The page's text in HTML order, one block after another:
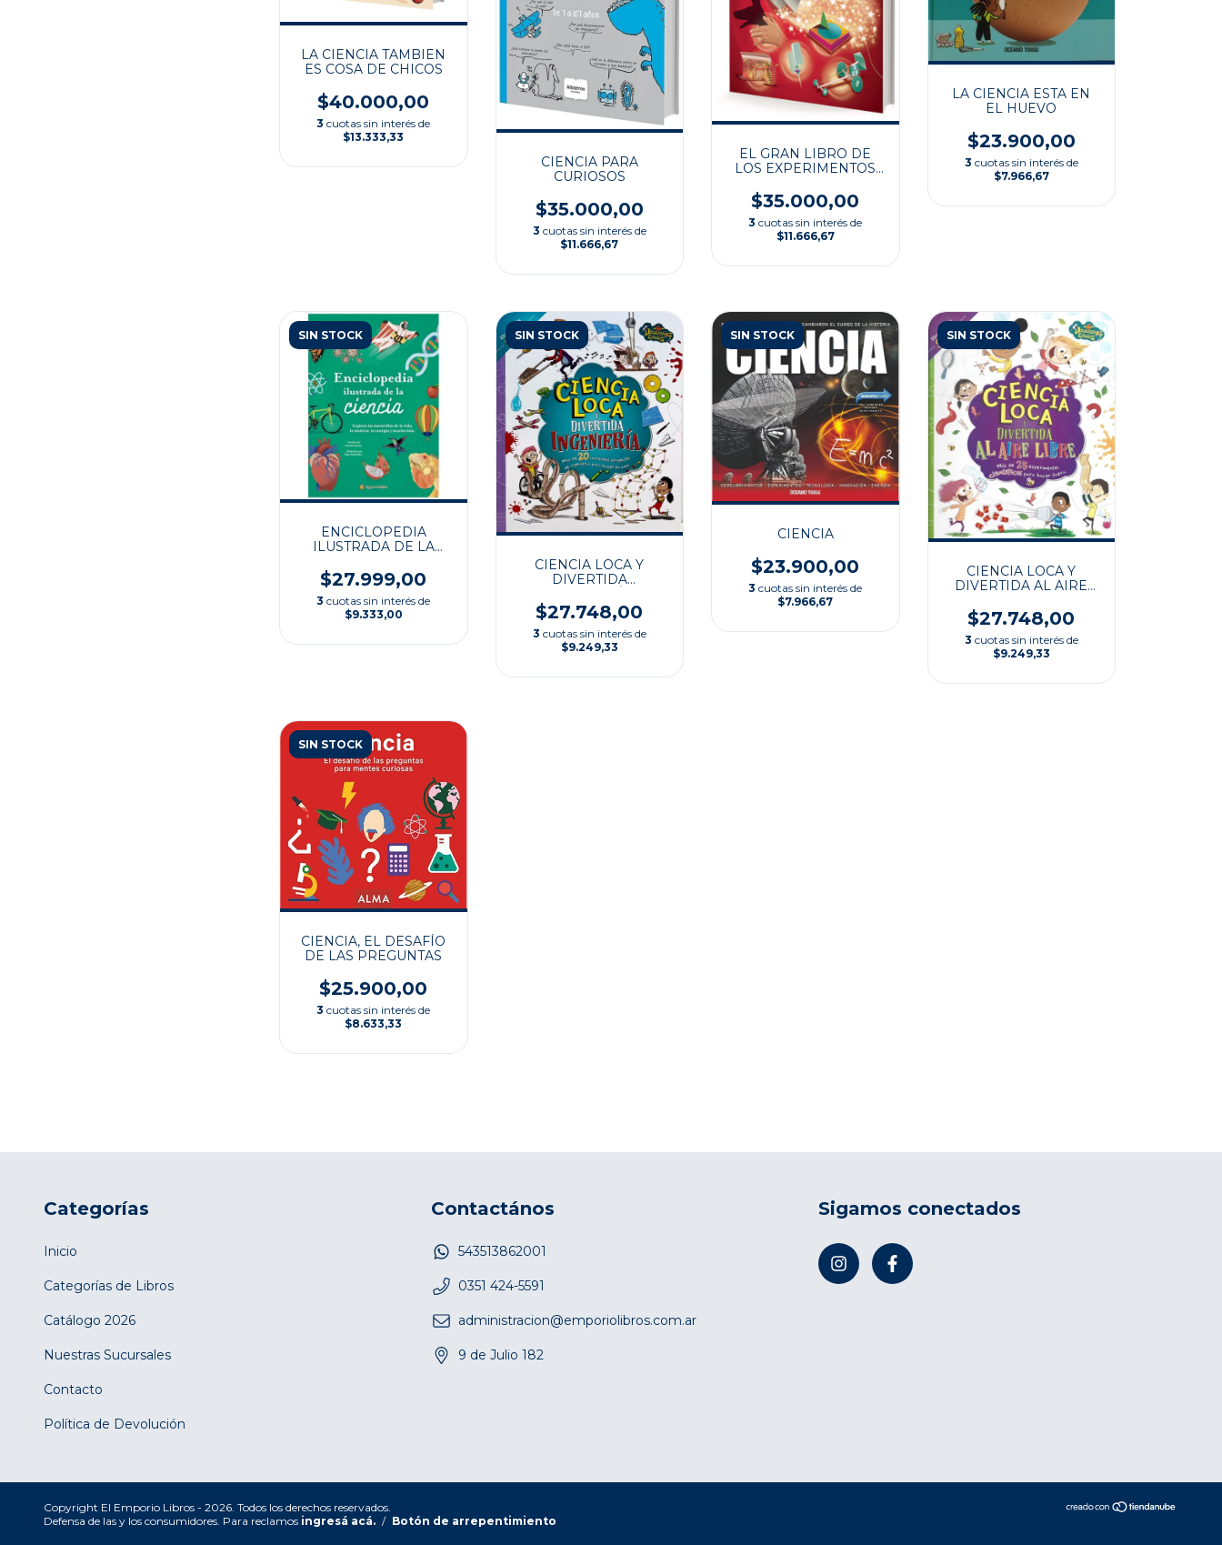
LA CIENCIA TAMBIEN
ES COSA DE CHICOS
$40.000,00
3 cuotas sin interés de
$13.333,33
CIENCIA PARA
CURIOSOS
$35.000,00
3 cuotas sin interés de
$11.666,67
EL GRAN LIBRO DE
LOS EXPERIMENTOS
$35.000,00
3 cuotas sin interés de
$11.666,67
LA CIENCIA ESTA EN
EL HUEVO
$23.900,00
3 cuotas sin interés de
$7.966,67
SIN STOCK
ENCICLOPEDIA
ILUSTRADA DE LA
$27.999,00
3 cuotas sin interés de
$9.333,00
SIN STOCK
CIENCIA LOCA Y
DIVERTIDA
$27.748,00
3 cuotas sin interés de
$9.249,33
SIN STOCK
CIENCIA
$23.900,00
3 cuotas sin interés de
$7.966,67
SIN STOCK
CIENCIA LOCA Y
DIVERTIDA AL AIRE
$27.748,00
3 cuotas sin interés de
$9.249,33
SIN STOCK
CIENCIA, EL DESAFÍO
DE LAS PREGUNTAS
$25.900,00
3 cuotas sin interés de
$8.633,33
Categorías
Inicio
Categorías de Libros
Catálogo 2026
Nuestras Sucursales
Contacto
Política de Devolución
Contactános
543513862001
0351 424-5591
administracion@emporiolibros.com.ar
9 de Julio 182
Sigamos conectados
Copyright El Emporio Libros - 2026. Todos los derechos reservados.
Defensa de las y los consumidores. Para reclamos ingresá acá. / Botón de arrepentimiento